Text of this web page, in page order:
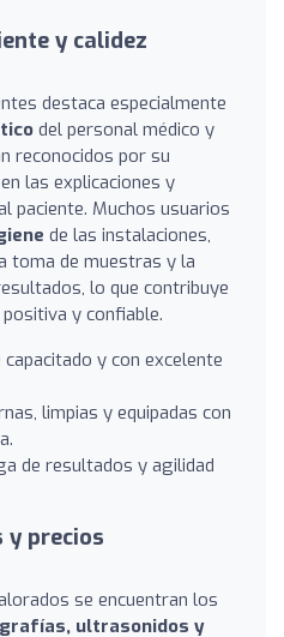
y calidez
destaca especialmente
del personal médico y
reconocidos por su
las explicaciones y
paciente. Muchos usuarios
de las instalaciones,
toma de muestras y la
lo que contribuye
y confiable.
y con excelente
limpias y equipadas con
de resultados y agilidad
y precios
se encuentran los
ultrasonidos y